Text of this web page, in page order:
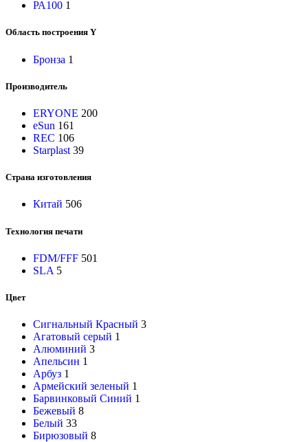
РА100 1
Область построения Y
Бронза 1
Производитель
ERYONE 200
eSun 161
REC 106
Starplast 39
Страна изготовления
Китай 506
Технология печати
FDM/FFF 501
SLA 5
Цвет
Cигнальный Красный 3
Агатовый серый 1
Алюминий 3
Апельсин 1
Арбуз 1
Армейский зеленый 1
Барвинковый Cиний 1
Бежевый 8
Белый 33
Бирюзовый 8